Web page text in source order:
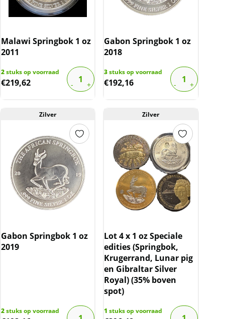
Malawi Springbok 1 oz
2011
2stuks op voorraad
€219,62
Gabon Springbok 1 oz
2018
3stuks op voorraad
€192,16
Zilver
Gabon Springbok 1 oz
2019
2stuks op voorraad
Zilver
Lot 4 x 1 oz Speciale
edities (Springbok,
Krugerrand, Lunar pig
en Gibraltar Silver
Royal) (35% boven
spot)
1 stuks op voorraad